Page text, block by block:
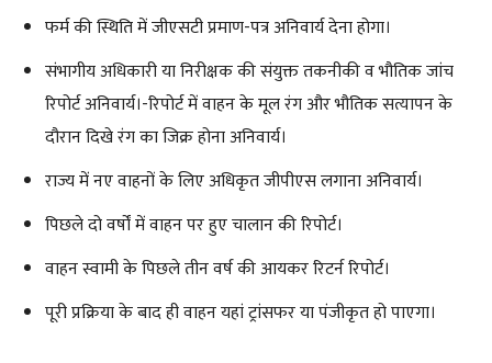
फर्म की स्थिति में जीएसटी प्रमाण-पत्र अनिवार्य देना होगा।
संभागीय अधिकारी या निरीक्षक की संयुक्त तकनीकी व भौतिक जांच
रिपोर्ट अनिवार्य।-रिपोर्ट में वाहन के मूल रंग और भौतिक सत्यापन के
दौरान दिखे रंग का जिक्र होना अनिवार्य।
राज्य में नए वाहनों के लिए अधिकृत जीपीएस लगाना अनिवार्य।
पिछले दो वर्षों में वाहन पर हुए चालान की रिपोर्ट।
वाहन स्वामी के पिछले तीन वर्ष की आयकर रिटर्न रिपोर्ट।
पूरी प्रक्रिया के बाद ही वाहन यहां ट्रांसफर या पंजीकृत हो पाएगा।